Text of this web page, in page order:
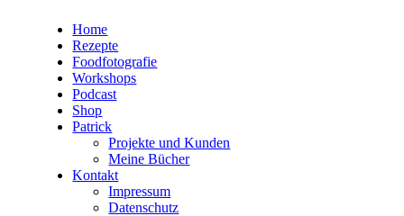
Home
Rezepte
Foodfotografie
Workshops
Podcast
Shop
Patrick
Projekte und Kunden
Meine Bücher
Kontakt
Impressum
Datenschutz